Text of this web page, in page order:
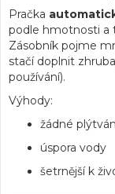
Pračka
podle hmotnosti a
Zásobník pojme
stačí doplnit zhruba
používání).
Výhody:
žádné
úspora vody
šetrnější k